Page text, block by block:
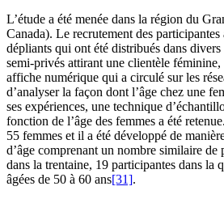
L’étude a été menée dans la région du
Canada). Le recrutement des participantes
dépliants qui ont été distribués dans
semi-privés attirant une clientèle féminine,
affiche numérique qui a circulé sur les
d’analyser la façon dont l’âge chez une
ses expériences, une technique
fonction de l’âge des femmes a été
55 femmes et il a été développé de
d’âge comprenant un nombre similaire de
dans la trentaine, 19 participantes dans la
âgées de 50 à 60 ans[31].